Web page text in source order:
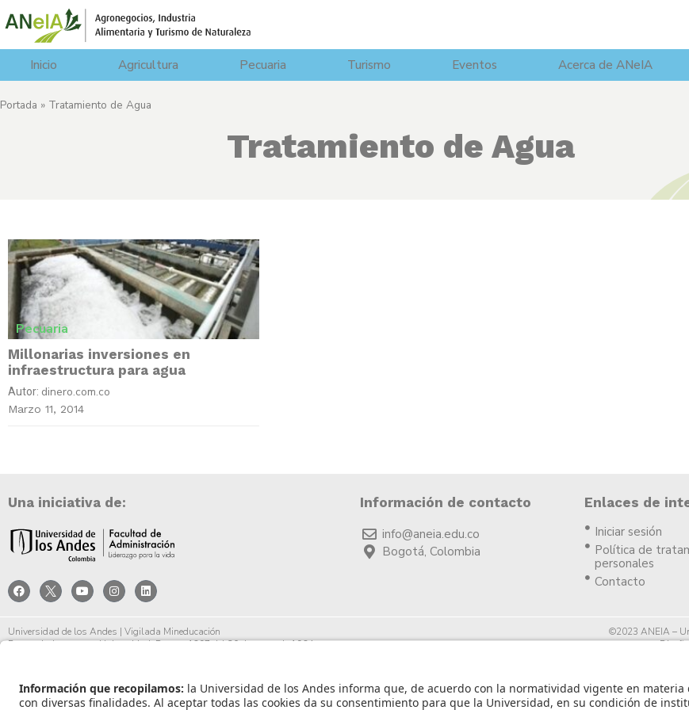
Inicio Agricultura Pecuaria Turismo Eventos Acerca de ANeIA
Portada » Tratamiento de Agua
Tratamiento de Agua
Pecuaria
Millonarias inversiones en
infraestructura para agua
Autor: dinero.com.co
Marzo 11, 2014
Una iniciativa de:
Información de contacto
info@aneia.edu.co
Bogotá, Colombia
Enlaces de
Iniciar sesión
Política de
personales
Contacto
Universidad de los Andes | Vigilada Mineducación
Reconocimiento como Universidad: Decreto 1297 del 30 de mayo de 1964.
©2023 ANEIA –